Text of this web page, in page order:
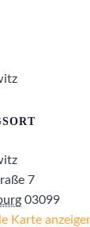
7
03099
Karte